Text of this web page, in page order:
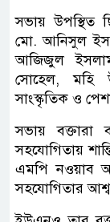
সভায় উপস্থিত
মো. আনিসুল
আজিজুল
সোহেল, মহি
সাংস্কৃতিক ও
সভায় বক্তারা
সহযোগিতায়
এমপি নওয়াব
সহযোগিতার